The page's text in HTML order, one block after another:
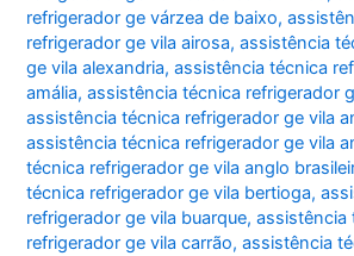
refrigerador ge várzea de baixo,
refrigerador ge vila airosa,assistência
ge vila alexandria,assistência técnica
amália,assistência técnica refrigerador
assistência técnica refrigerador ge vila
assistência técnica refrigerador ge vila
técnica refrigerador ge vila anglo
técnica refrigerador ge vila bertioga,
refrigerador ge vila buarque,assistência
refrigerador ge vila carrão,assistência